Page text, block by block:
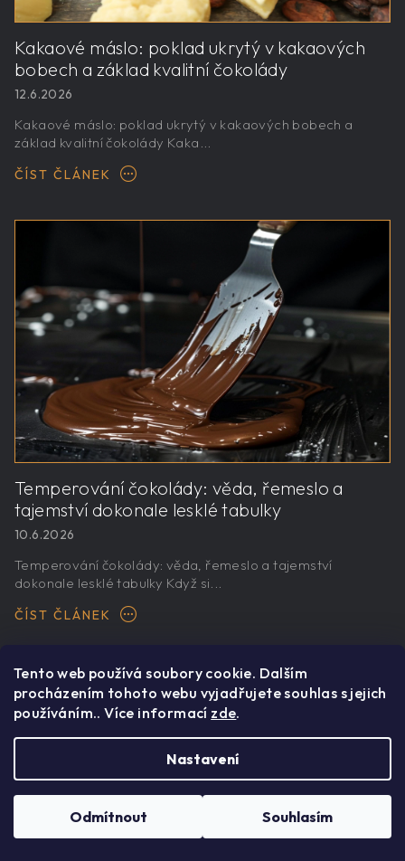
Tento web používá soubory cookie. Dalším
procházením tohoto webu vyjadřujete souhlas s jejich
používáním.. Více informací zde.
Nastavení
Odmítnout Souhlasím
Kakaové máslo: poklad ukrytý v kakaových
bobech a základ kvalitní čokolády
12.6.2026
Kakaové máslo: poklad ukrytý v kakaových bobech a
základ kvalitní čokolády Kaka...
ČÍST ČLÁNEK
Temperování čokolády: věda, řemeslo a
tajemství dokonale lesklé tabulky
10.6.2026
Temperování čokolády: věda, řemeslo a tajemství
dokonale lesklé tabulky Když si...
ČÍST ČLÁNEK
Odebírat
newsletter